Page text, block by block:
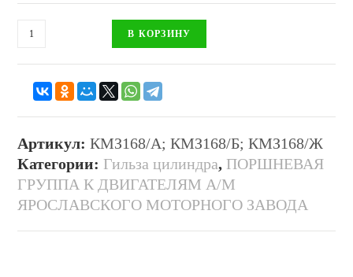
В КОРЗИНУ
Артикул:КМЗ168/А; КМЗ168/Б; КМЗ168/Ж
Категории: Гильза цилиндра, ПОРШНЕВАЯ
ГРУППА К ДВИГАТЕЛЯМ А/М
ЯРОСЛАВСКОГО МОТОРНОГО ЗАВОДА